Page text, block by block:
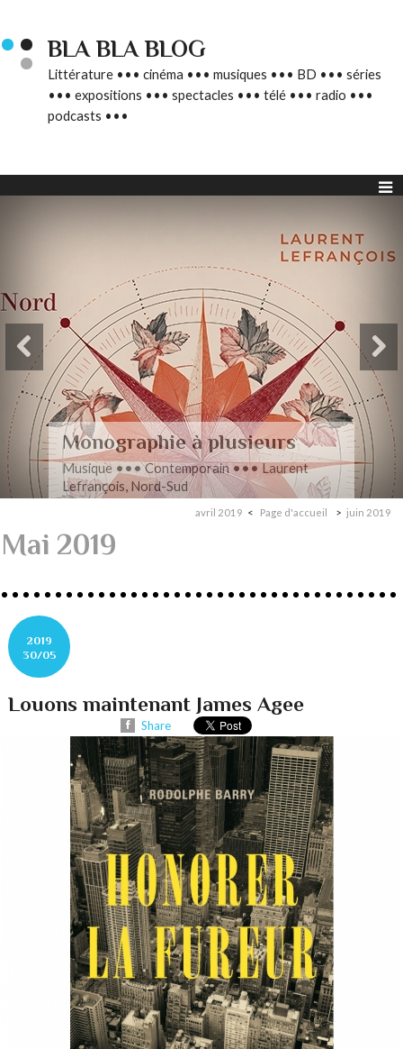
BLA BLA BLOG
Littérature ••• cinéma ••• musiques ••• BD ••• séries
••• expositions ••• spectacles ••• télé ••• radio •••
podcasts •••
Romance en musique
Musique ••• Contemporain ••• Nathan
Henninger, Romanza pour cordes
avril 2019 Page d'accueil juin 2019
Mai 2019
2019
30/05
Louons maintenant James Agee
Share